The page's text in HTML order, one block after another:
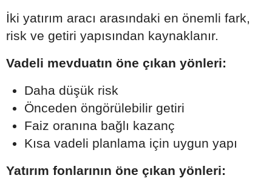
İki yatırım aracı arasındaki en önemli fark,
risk ve getiri yapısından kaynaklanır.
Vadeli mevduatın öne çıkan yönleri:
Daha düşük risk
Önceden öngörülebilir getiri
Faiz oranına bağlı kazanç
Kısa vadeli planlama için uygun yapı
Yatırım fonlarının öne çıkan yönleri: